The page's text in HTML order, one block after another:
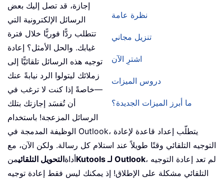
نظرة عامة
تنزيل مجاني
اشترِ الآن
دروس الميزات
ما أبرز الميزات الجديدة؟
إجازة، قد تصل إليك بعض
الرسائل الإلكترونية التي
تتطلب ردًّا فوريًّا خلال فترة
غيابك. والحل الأمثل؟ إعادة
توجيه هذه الرسائل تلقائيًّا إلى
زملائك ليتولوا الرد نيابةً عنك
—خاصةً إذا كنت لا ترغب في
أن تُفسَد إجازتك بتلك
الرسائل المزعجة! باستخدام
الوظيفة المدمجة في Outlook، يتطلّب إعداد قاعدة لإعادة
التوجيه التلقائي وقتًا طويلاً عند استلام كل رسالة. ولكن الآن، مع
أداةالتحويل التلقائيمن Kutools لـ Outlook، لم تعد إعادة التوجيه
التلقائي مشكلة على الإطلاق! إذ يمكنك ليس فقط إعادة توجيه